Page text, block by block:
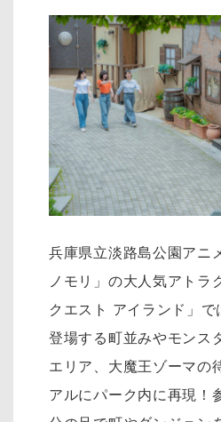
兵庫県立淡路島公園アニ
ノモリ」の大人気アトラ
クエスト アイランド」
登場する町並みやモンス
エリア、大魔王ゾーマの
アルにパーク内に再現！